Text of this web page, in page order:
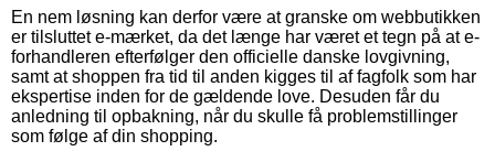
En nem løsning kan derfor være at granske om webbutikken
er tilsluttet e-mærket, da det længe har været et tegn på at e-
forhandleren efterfølger den officielle danske lovgivning,
samt at shoppen fra tid til anden kigges til af fagfolk som har
ekspertise inden for de gældende love. Desuden får du
anledning til opbakning, når du skulle få problemstillinger
som følge af din shopping.